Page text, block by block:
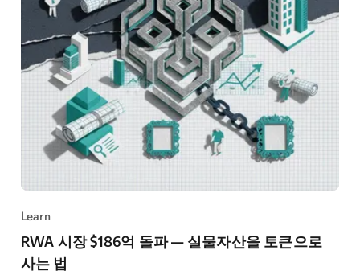
Learn
RWA 시장 $186억 돌파 — 실물자산을 토큰으로
사는 법